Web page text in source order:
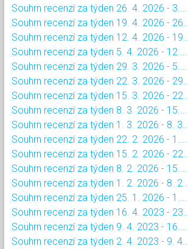
Souhrn recenzí za týden 26. 4. 2026 - 3....
Souhrn recenzí za týden 19. 4. 2026 - 26....
Souhrn recenzí za týden 12. 4. 2026 - 19....
Souhrn recenzí za týden 5. 4. 2026 - 12....
Souhrn recenzí za týden 29. 3. 2026 - 5....
Souhrn recenzí za týden 22. 3. 2026 - 29....
Souhrn recenzí za týden 15. 3. 2026 - 22....
Souhrn recenzí za týden 8. 3. 2026 - 15....
Souhrn recenzí za týden 1. 3. 2026 - 8. 3....
Souhrn recenzí za týden 22. 2. 2026 - 1....
Souhrn recenzí za týden 15. 2. 2026 - 22....
Souhrn recenzí za týden 8. 2. 2026 - 15....
Souhrn recenzí za týden 1. 2. 2026 - 8. 2....
Souhrn recenzí za týden 25. 1. 2026 - 1....
Souhrn recenzí za týden 16. 4. 2023 - 23....
Souhrn recenzí za týden 9. 4. 2023 - 16....
Souhrn recenzí za týden 2. 4. 2023 - 9. 4....